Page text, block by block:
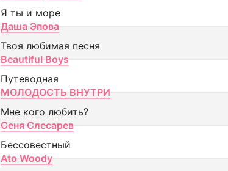
Я ты и море
Даша Эпова
Твоя любимая песня
Beautiful Boys
Путеводная
МОЛОДОСТЬ ВНУТРИ
Мне кого любить?
Сеня Слесарев
Бессовестный
Ato Woody